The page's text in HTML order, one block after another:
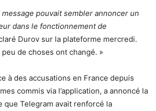
pouvait sembler annoncer un
dans le fonctionnement de
Durov sur la plateforme mercredi.
de choses ont changé. »
à des accusations en France depuis
commis via l’application, a annoncé la
que Telegram avait renforcé la